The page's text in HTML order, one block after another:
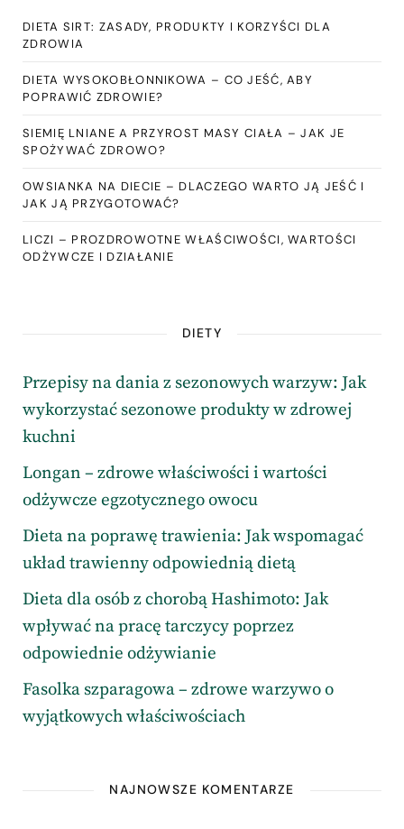
DIETA SIRT: ZASADY, PRODUKTY I KORZYŚCI DLA
ZDROWIA
DIETA WYSOKOBŁONNIKOWA – CO JEŚĆ, ABY
POPRAWIĆ ZDROWIE?
SIEMIĘ LNIANE A PRZYROST MASY CIAŁA – JAK JE
SPOŻYWAĆ ZDROWO?
OWSIANKA NA DIECIE – DLACZEGO WARTO JĄ JEŚĆ I
JAK JĄ PRZYGOTOWAĆ?
LICZI – PROZDROWOTNE WŁAŚCIWOŚCI, WARTOŚCI
ODŻYWCZE I DZIAŁANIE
DIETY
Przepisy na dania z sezonowych warzyw: Jak
wykorzystać sezonowe produkty w zdrowej
kuchni
Longan – zdrowe właściwości i wartości
odżywcze egzotycznego owocu
Dieta na poprawę trawienia: Jak wspomagać
układ trawienny odpowiednią dietą
Dieta dla osób z chorobą Hashimoto: Jak
wpływać na pracę tarczycy poprzez
odpowiednie odżywianie
Fasolka szparagowa – zdrowe warzywo o
wyjątkowych właściwościach
NAJNOWSZE KOMENTARZE